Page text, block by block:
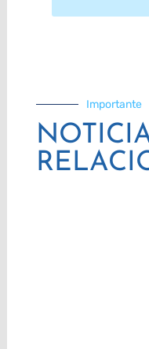
Importante